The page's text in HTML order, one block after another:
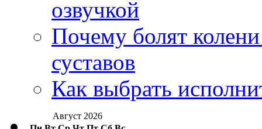
озвучкой
Почему болят
суставов
Как выбрать
Август 2026